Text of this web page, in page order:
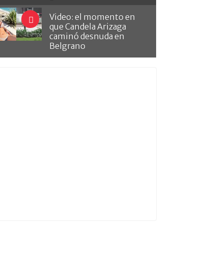
Video: el momento en
que Candela Arizaga
caminó desnuda en
Belgrano